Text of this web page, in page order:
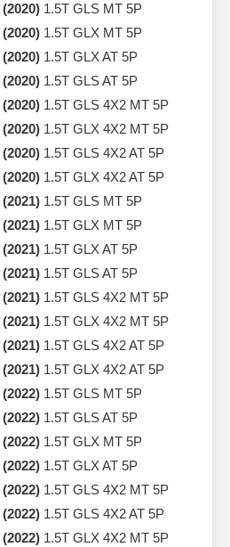
(2020) 1.5T GLS MT 5P
(2020) 1.5T GLX MT 5P
(2020) 1.5T GLX AT 5P
(2020) 1.5T GLS AT 5P
(2020) 1.5T GLS 4X2 MT 5P
(2020) 1.5T GLX 4X2 MT 5P
(2020) 1.5T GLS 4X2 AT 5P
(2020) 1.5T GLX 4X2 AT 5P
(2021) 1.5T GLS MT 5P
(2021) 1.5T GLX MT 5P
(2021) 1.5T GLX AT 5P
(2021) 1.5T GLS AT 5P
(2021) 1.5T GLS 4X2 MT 5P
(2021) 1.5T GLX 4X2 MT 5P
(2021) 1.5T GLS 4X2 AT 5P
(2021) 1.5T GLX 4X2 AT 5P
(2022) 1.5T GLS MT 5P
(2022) 1.5T GLS AT 5P
(2022) 1.5T GLX MT 5P
(2022) 1.5T GLX AT 5P
(2022) 1.5T GLS 4X2 MT 5P
(2022) 1.5T GLS 4X2 AT 5P
(2022) 1.5T GLX 4X2 MT 5P